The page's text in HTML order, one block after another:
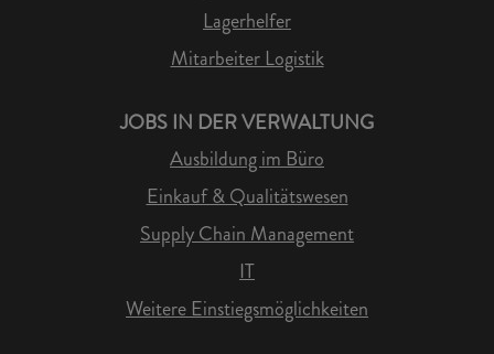
Lagerhelfer
Mitarbeiter Logistik
JOBS IN DER VERWALTUNG
Ausbildung im Büro
Einkauf & Qualitätswesen
Supply Chain Management
IT
Weitere Einstiegsmöglichkeiten